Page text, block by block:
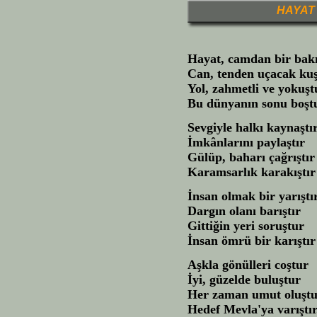
HAYAT
Hayat, camdan bir
Can, tenden uçacak
Yol, zahmetli ve
Bu dünyanın sonu
Sevgiyle halkı
İmkânlarını paylaştır
Gülüp, baharı çağrıştır
Karamsarlık karakıştır
İnsan olmak bir
Dargın olanı barıştır
Gittiğin yeri soruştur
İnsan ömrü bir karıştır
Aşkla gönülleri coştur
İyi, güzelde buluştur
Her zaman umut
Hedef Mevla'ya